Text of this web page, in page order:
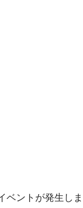
ベントが発生しま